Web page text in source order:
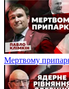
Мертвому